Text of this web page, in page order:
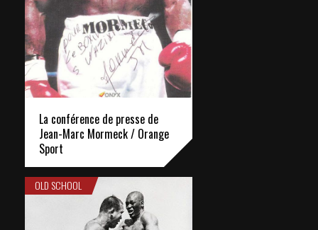
La conférence de presse de
Jean-Marc Mormeck / Orange
Sport
OLD SCHOOL